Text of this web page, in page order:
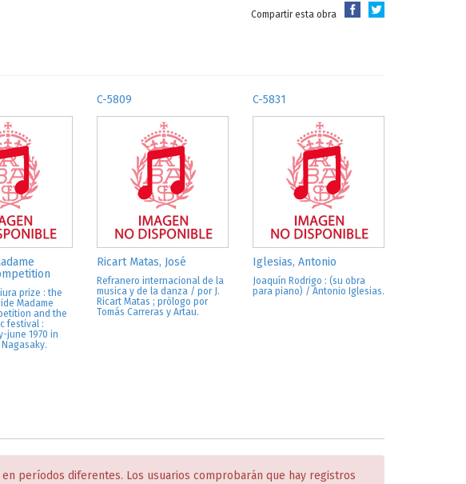
Compartir esta obra
prize : the
Madame
and the
festival :
june 1970 in
C-5809
Ricart Matas, José
Refranero internacional de la
musica y de la danza / por J.
Ricart Matas ; prólogo por
Tomás Carreras y Artau.
C-5831
Iglesias, Antonio
Joaquín Rodrigo : (su obra
para piano) / Antonio Iglesias.
períodos diferentes. Los usuarios comprobarán que hay registros